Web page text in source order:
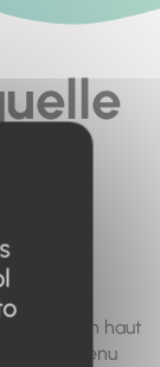
à
en haut
le contenu